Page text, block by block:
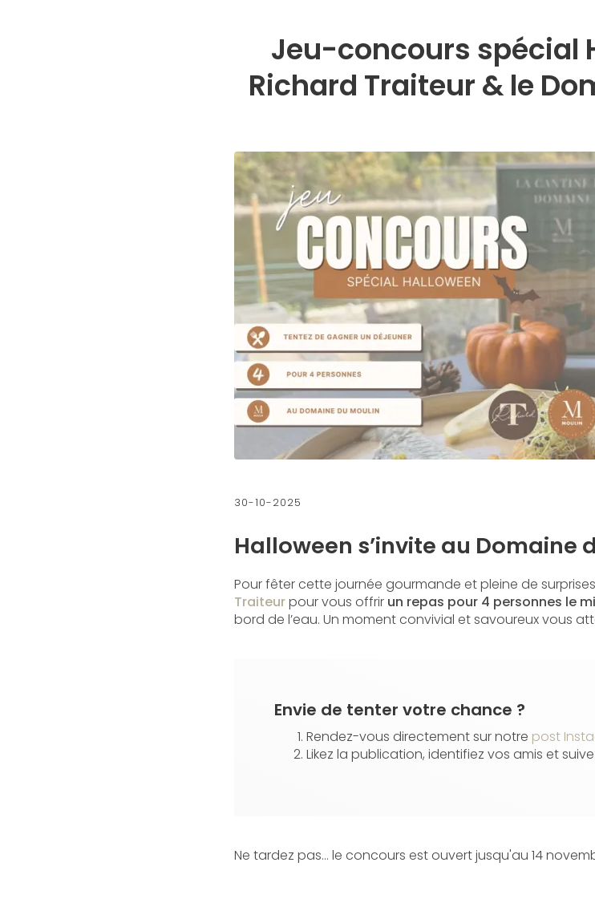
Jeu-concours spécial
Richard Traiteur & le
30-10-2025
Halloween s’invite au Domaine
Pour fêter cette journée gourmande et pleine de
Traiteurpour vous offrir un repas pour 4 personnes le
bord de l’eau. Un moment convivial et savoureux vous
Envie de tenter votre chance ?
Rendez-vous directement sur notre post
Likez la publication, identifiez vos amis et
Ne tardez pas… le concours est ouvert jusqu'au 14